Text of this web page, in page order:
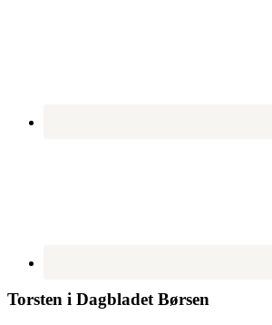
Torsten i Dagbladet Børsen